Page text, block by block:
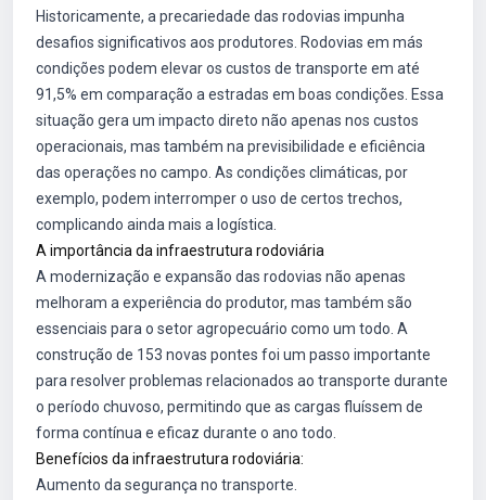
Historicamente, a precariedade das rodovias impunha
desafios significativos aos produtores. Rodovias em más
condições podem elevar os custos de transporte em até
91,5% em comparação a estradas em boas condições. Essa
situação gera um impacto direto não apenas nos custos
operacionais, mas também na previsibilidade e eficiência
das operações no campo. As condições climáticas, por
exemplo, podem interromper o uso de certos trechos,
complicando ainda mais a logística.
A importância da infraestrutura rodoviária
A modernização e expansão das rodovias não apenas
melhoram a experiência do produtor, mas também são
essenciais para o setor agropecuário como um todo. A
construção de 153 novas pontes foi um passo importante
para resolver problemas relacionados ao transporte durante
o período chuvoso, permitindo que as cargas fluíssem de
forma contínua e eficaz durante o ano todo.
Benefícios da infraestrutura rodoviária:
Aumento da segurança no transporte.